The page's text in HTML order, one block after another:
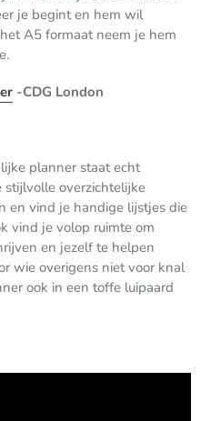
je begint en hem wil
A5 formaat neem je hem
-CDG London
planner staat echt
stijlvolle overzichtelijke
en vind je handige lijstjes die
vind je volop ruimte om
en jezelf te helpen
wie overigens niet voor knal
ook in een toffe luipaard